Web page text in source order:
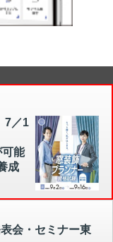
7／1
能
成
会・セミナー東